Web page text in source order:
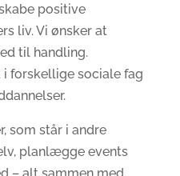
positive
liv. Vi ønsker at
til handling.
forskellige sociale fag
som står i andre
planlægge events